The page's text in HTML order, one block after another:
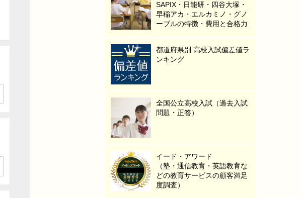
SAPIX・日能研・四谷大塚・
早稲アカ・エルカミノ・グノ
ーブルの特徴・費用と合格力
都道府県別 高校入試偏差値ラ
ンキング
全国公立高校入試（過去入試
問題・正答）
イード・アワード
（塾・通信教育・英語教育な
どの教育サービスの顧客満足
度調査）